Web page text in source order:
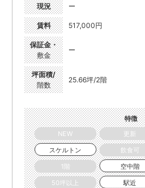
現況 ー
賃料 517,000円
保証金・
敷金
ー
坪面積/
階数
25.66坪/2階
特徴
NEW
更新
スケルトン
飲食可
1階
空中階
50坪以上
駅近